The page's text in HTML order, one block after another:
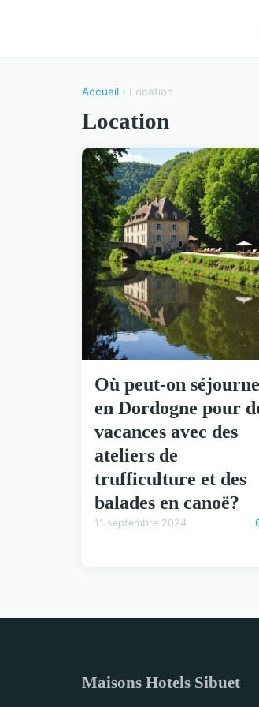
Accueil › Location
Location
Où peut-on
en Dordogne pour
vacances avec des
ateliers de
trufficulture et des
balades en canoë?
11 septembre 2024
Maisons Hotels Sibuet